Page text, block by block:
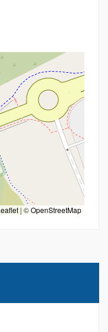
Moteur
| ©OpenStreetMap